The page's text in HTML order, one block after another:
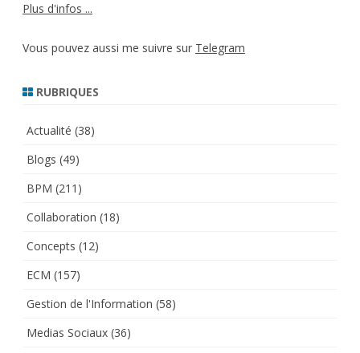
Plus d'infos ...
Vous pouvez aussi me suivre sur Telegram
RUBRIQUES
Actualité (38)
Blogs (49)
BPM (211)
Collaboration (18)
Concepts (12)
ECM (157)
Gestion de l'Information (58)
Medias Sociaux (36)